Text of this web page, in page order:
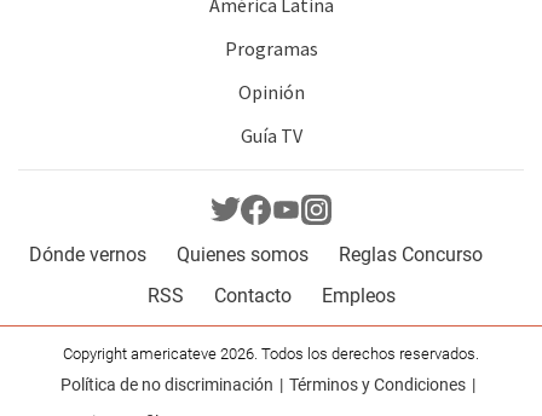
Programas
Opinión
Guía TV
Dónde vernos Quienes somos
Reglas Concurso
RSS
Contacto Empleos
Copyright americateve 2026. Todos los derechos reservados.
Política de no discriminación
Términos y Condiciones